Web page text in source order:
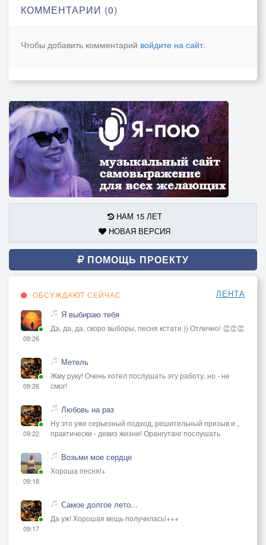
КОММЕНТАРИИ (0)
Чтобы добавить комментарий войдите на сайт.
НАМ 15 ЛЕТ
НОВАЯ ВЕРСИЯ
ПОМОЩЬ ПРОЕКТУ
ОБСУЖДАЮТ СЕЙЧАС ЛЕНТА
09:26
Я выбираю тебя
Да, да, да, скоро выборы, песня кстати )) Отлично! 👏👏👏
09:26
Метель
Жму руку! Очень хотел послушать эту работу, но - не
смог!
09:22
Любовь на раз
Ну это уже серьезный подход, решительный призыв и ,
практически - девиз жизни! Орангутанг послушать
09:18
Возьми мое сердце
Хороша песня!+
09:17
Самое долгое лето...
Да уж! Хорошая вещь получилась!+++